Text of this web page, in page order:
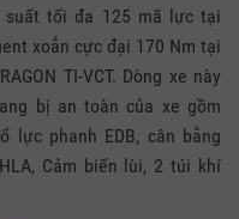
suất tối đa 125 mã lực tại
xoắn cực đại 170 Nm tại
TI-VCT. Dòng xe này
bị an toàn của xe gồm
lực phanh EDB, cân bằng
Cảm biến lùi, 2 túi khí